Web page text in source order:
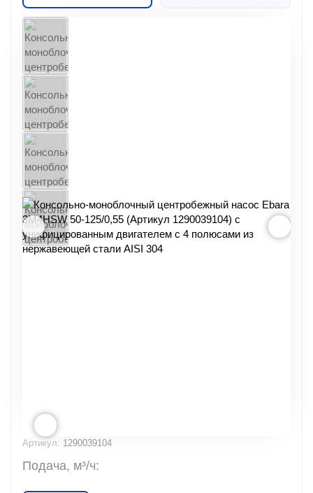
Артикул: 1290039104
Подача, м³/ч: